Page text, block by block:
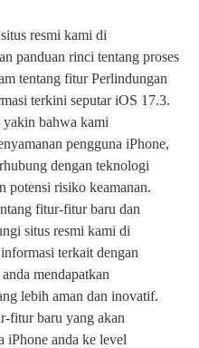
resmi kami di
panduan rinci tentang proses
tentang fitur Perlindungan
terkini seputar iOS 17.3.
yakin bahwa kami
pengguna iPhone,
dengan teknologi
potensi risiko keamanan.
fitur-fitur baru dan
situs resmi kami di
terkait dengan
mendapatkan
lebih aman dan inovatif.
fitur baru yang akan
iPhone anda ke level